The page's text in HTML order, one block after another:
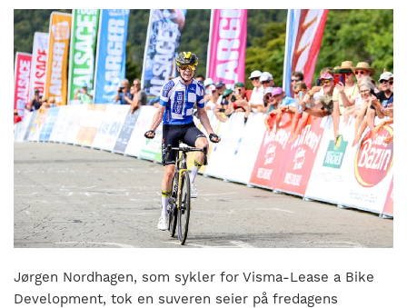
har
gått
fra
være
en
liten
idrett
nasjonalt
bli
en
folkesport.
Jørgen Nordhagen, som sykler for Visma-Lease a Bike
Development, tok en suveren seier på fredagens